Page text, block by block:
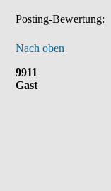
Posting-Bewertung:
Nach oben
9911
Gast